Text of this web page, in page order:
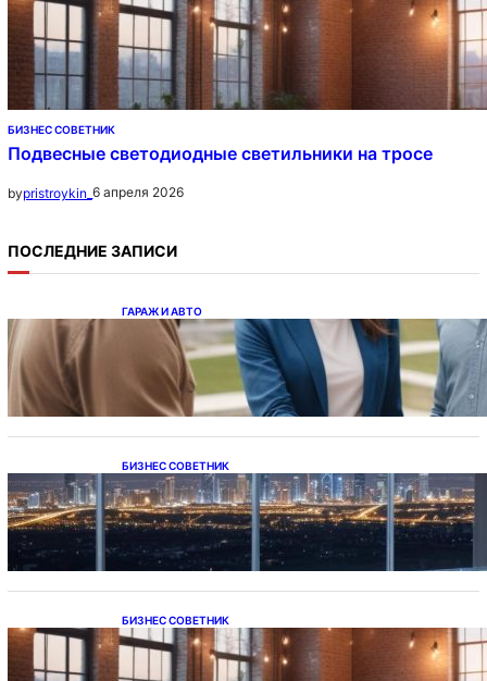
БИЗНЕС СОВЕТНИК
Подвесные светодиодные светильники на тросе
bypristroykin_ 6 апреля 2026
ПОСЛЕДНИЕ ЗАПИСИ
ГАРАЖ И АВТО
Ипотека на новостройки при оформлении
напрямую у застройщика
БИЗНЕС СОВЕТНИК
Каталог светодиодных светильников и
LED-освещения в Казахстане
БИЗНЕС СОВЕТНИК
Подвесные светодиодные светильники на